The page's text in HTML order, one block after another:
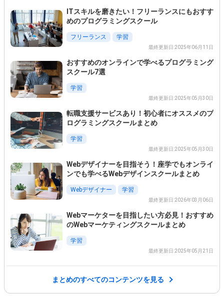
ITスキルを磨きたい！フリーランスにもおすす
めのプログラミングスクール
フリーランス 学習
最終更新日:2025年06月11日
おすすめのオンラインで学べるプログラミング
スクール7選
学習
最終更新日:2025年05月30日
転職支援サービスあり！初心者にオススメのプ
ログラミングスクールまとめ
学習
最終更新日:2025年05月30日
Webデザイナーを目指そう！座学でもオンライ
ンでも学べるWebデザインスクールまとめ
Webデザイナー 学習
最終更新日:2026年03月06日
Webマーケターを目指したい方必見！おすすめ
のWebマーケティングスクールまとめ
学習
最終更新日:2025年05月21日
まとめのすべてのコンテンツを見る